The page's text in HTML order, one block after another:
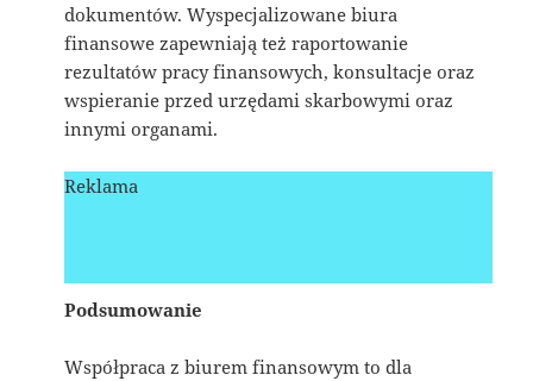
dokumentów. Wyspecjalizowane biura
finansowe zapewniają też raportowanie
rezultatów pracy finansowych, konsultacje oraz
wspieranie przed urzędami skarbowymi oraz
innymi organami.
Reklama
Podsumowanie
Współpraca z biurem finansowym to dla